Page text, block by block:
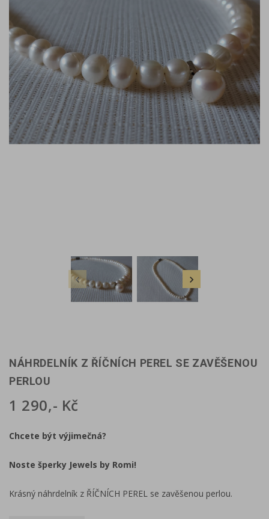
 
NÁHRDELNÍK Z ŘÍČNÍCH PEREL SE ZAVĚŠENOU
PERLOU
1 290,- Kč
Chcete být výjimečná?
Noste šperky Jewels by Romi!
Krásný náhrdelník z ŘÍČNÍCH PEREL se zavěšenou perlou.